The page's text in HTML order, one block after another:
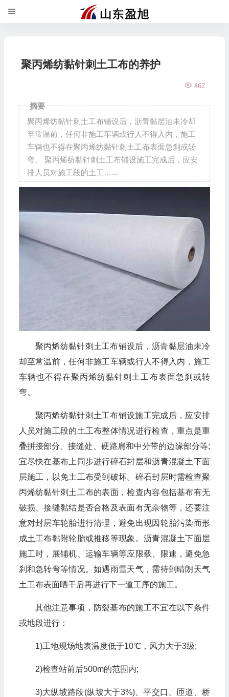
聚丙烯纺黏针刺土工布的养护
462
摘要
聚丙烯纺黏针刺土工布铺设后，沥青黏层油未冷却
至常温前，任何非施工车辆或行人不得入内，施工
车辆也不得在聚丙烯纺黏针刺土工布表面急刹或转
弯。 聚丙烯纺黏针刺土工布铺设施工完成后，应安
排人员对施工段的土工……
聚丙烯纺黏针刺土工布铺设后，沥青黏层油未冷
却至常温前，任何非施工车辆或行人不得入内，施工
车辆也不得在聚丙烯纺黏针刺土工布表面急刹或转
弯。
聚丙烯纺黏针刺土工布铺设施工完成后，应安排
人员对施工段的土工布整体情况进行检查，重点是重
叠拼接部分、接缝处、硬路肩和中分带的边缘部分等;
宜尽快在基布上同步进行碎石封层和沥青混凝土下面
层施工，以免土工布受到破坏。碎石封层时需检查聚
丙烯纺黏针刺土工布的表面，检查内容包括基布有无
破损、接缝黏结是否合格及表面有无杂物等，还要注
意对封层车轮胎进行清理，避免出现因轮胎污染而形
成土工布黏附轮胎或推移等现象。沥青混凝土下面层
施工时，展铺机、运输车辆等应限载、限速，避免急
刹和急转弯等情况。如遇雨雪天气，需待到晴朗天气
土工布表面晒干后再进行下一道工序的施工。
其他注意事项，防裂基布的施工不宜在以下条件
或地段进行：
1)工地现场地表温度低于10℃，风力大于3级;
2)检查站前后500m的范围内;
3)大纵坡路段(纵坡大于3%)、平交口、匝道、桥